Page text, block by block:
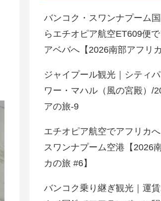
バンコク・スワンナプーム
らエチオピア航空ET609便
アベバへ【2026南部アフリ
ジャイプール観光｜シティ
ワー・マハル（風の宮殿）/
アの旅-9
エチオピア航空でアフリカ
スワンナプーム空港【2026
カの旅 #6】
バンコク乗り継ぎ観光｜運賃